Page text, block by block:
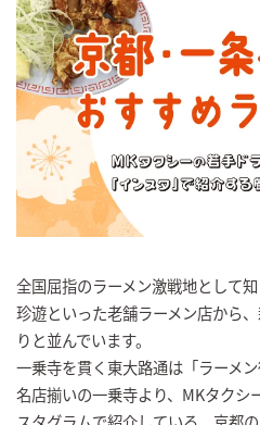
全国屈指のラーメン激戦地として
珍遊といった老舗ラーメン店から
りと並んでいます。
一乗寺を貫く東大路通は「ラーメ
名店揃いの一乗寺より、MKタクシ